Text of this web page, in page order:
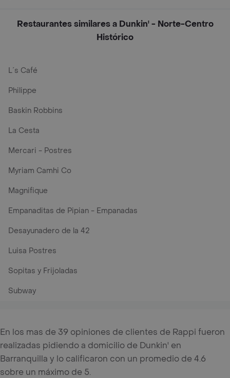
Restaurantes similares a Dunkin' - Norte-Centro
Histórico
L´s Café
Philippe
Baskin Robbins
La Cesta
Mercari - Postres
Myriam Camhi Co
Magnifique
Empanaditas de Pipian - Empanadas
Desayunadero de la 42
Luisa Postres
Sopitas y Frijoladas
Subway
En los mas de 39 opiniones de clientes de Rappi fueron
realizadas pidiendo a domicilio de Dunkin' en
Barranquilla y lo calificaron con un promedio de 4.6
sobre un máximo de 5.